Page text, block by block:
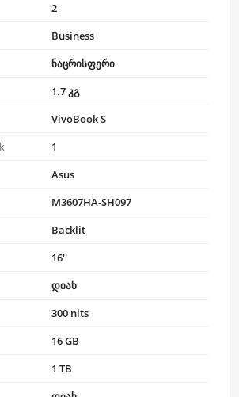
2
Business
ნაცრისფერი
1.7 კგ
VivoBook S
1
Asus
M3607HA-SH097
Backlit
16''
დიახ
300 nits
16 GB
1 TB